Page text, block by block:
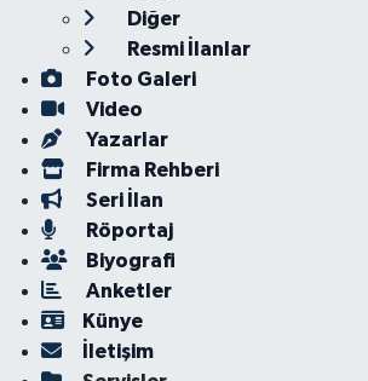
Diğer
Resmi İlanlar
Foto Galeri
Video
Yazarlar
Firma Rehberi
Seri İlan
Röportaj
Biyografi
Anketler
Künye
İletişim